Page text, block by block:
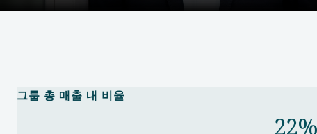
그룹 총 매출 내 비율​
22%​